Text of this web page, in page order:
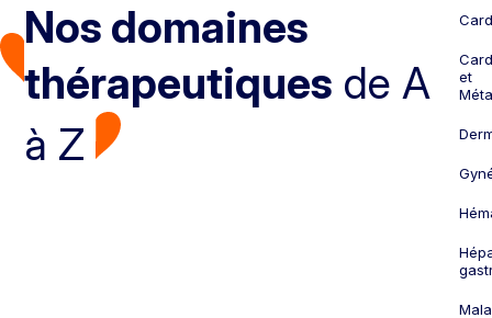
Nos domaines
thérapeutiques de A
à Z
et